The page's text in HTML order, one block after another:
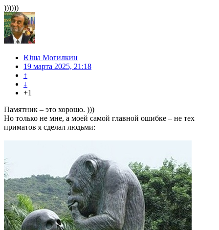
))))))
Юша Могилкин
19 марта 2025, 21:18
↑
↓
+1
Памятник – это хорошо. )))
Но только не мне, а моей самой главной ошибке – не тех
приматов я сделал людьми: